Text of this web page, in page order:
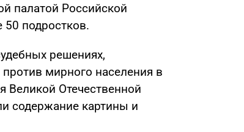
палатой Российской
подростков.
решениях,
мирного населения в
Великой Отечественной
содержание картины и